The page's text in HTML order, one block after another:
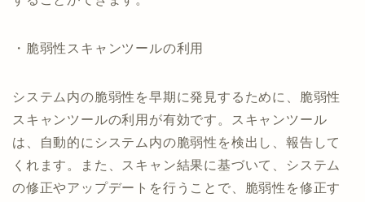
・脆弱性スキャンツールの利用
システム内の脆弱性を早期に発見するために、脆弱性
スキャンツールの利用が有効です。スキャンツール
は、自動的にシステム内の脆弱性を検出し、報告して
くれます。また、スキャン結果に基づいて、システム
の修正やアップデートを行うことで、脆弱性を修正す